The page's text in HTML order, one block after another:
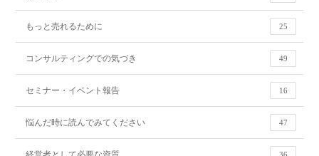
もっと売れるために 25
コンサルティングでの気づき 49
セミナー・イベント報告 16
悩んだ時に読んでみてください 47